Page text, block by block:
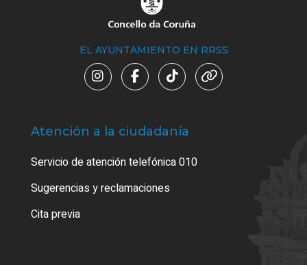
EL AYUNTAMIENTO EN RRSS
Atención a la ciudadanía
Servicio de atención telefónica 010
Sugerencias y reclamaciones
Cita previa